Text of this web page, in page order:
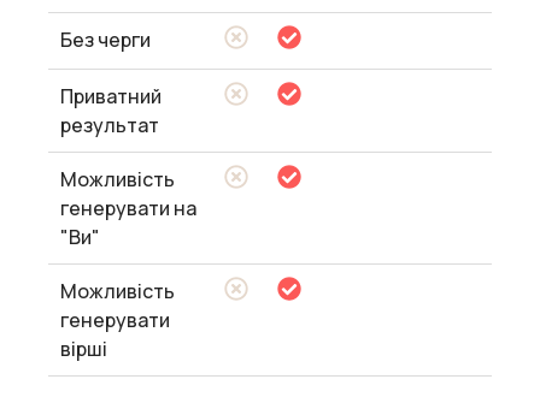
Без черги
Приватний
результат
Можливість
генерувати на
"Ви"
Можливість
генерувати
вірші